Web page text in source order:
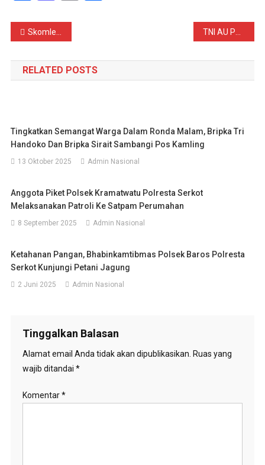
Navigasi
pos
Skomlekau Tingkatkan Kemampuan Pemeliharaan Direction Finder untuk Dukung Kesiapan Alpernika
RELATED POSTS
Tingkatkan Semangat Warga Dalam Ronda Malam, Bripka Tri
Handoko Dan Bripka Sirait Sambangi Pos Kamling
13 Oktober 2025 Admin Nasional
Anggota Piket Polsek Kramatwatu Polresta Serkot
Melaksanakan Patroli Ke Satpam Perumahan
8 September 2025 Admin Nasional
Ketahanan Pangan, Bhabinkamtibmas Polsek Baros Polresta
Serkot Kunjungi Petani Jagung
2 Juni 2025 Admin Nasional
Tinggalkan Balasan
Alamat email Anda tidak akan dipublikasikan. Ruas yang
wajib ditandai *
Komentar*